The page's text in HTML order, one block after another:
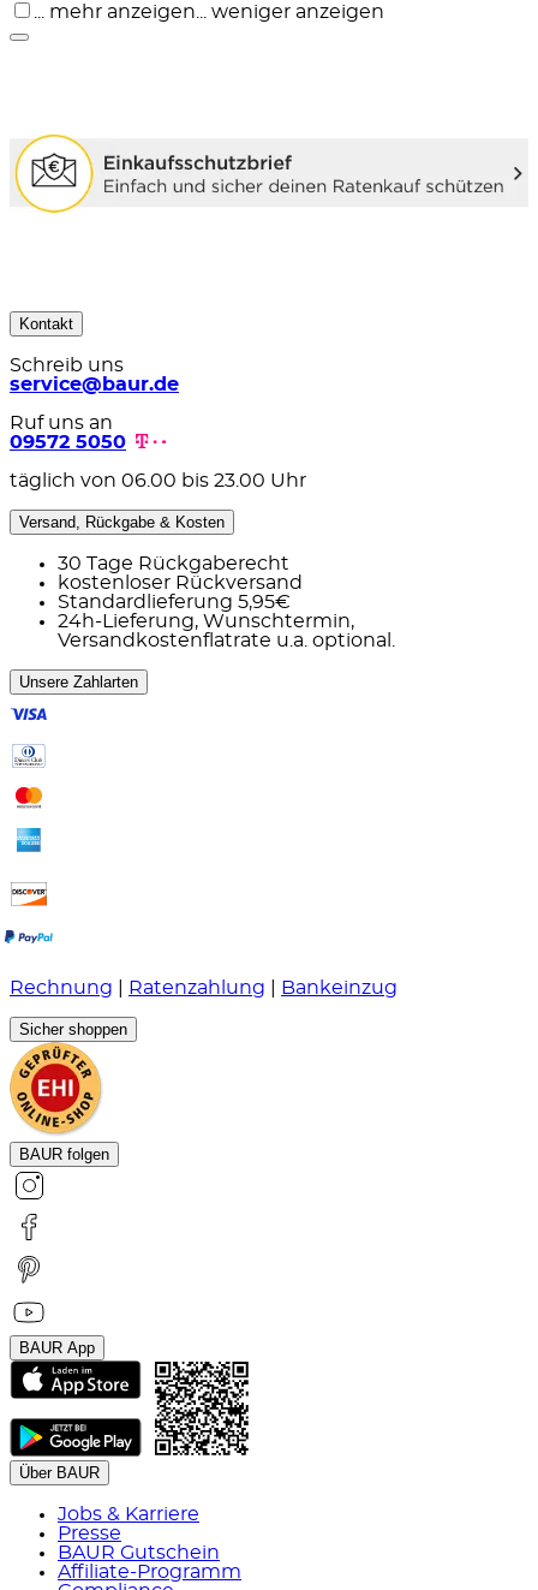
... mehr anzeigen ... weniger anzeigen
Kontakt
Schreib uns
service@baur.de
Ruf uns an
09572 5050
täglich von 06.00 bis 23.00 Uhr
Versand, Rückgabe & Kosten
30 Tage Rückgaberecht
kostenloser Rückversand
Standardlieferung 5,95€
24h-Lieferung, Wunschtermin,
Versandkostenflatrate u.a. optional.
Unsere Zahlarten
Rechnung Ratenzahlung Bankeinzug
Sicher shoppen
BAUR folgen
BAUR App
Über BAUR
Jobs & Karriere
Presse
BAUR Gutschein
Affiliate-Programm